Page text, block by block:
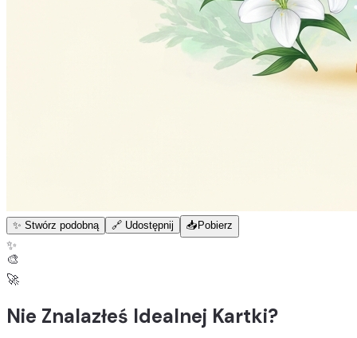
✨ Stwórz podobną 🔗 Udostępnij 📥 Pobierz
✨
🎨
🚀
Nie Znalazłeś Idealnej Kartki?